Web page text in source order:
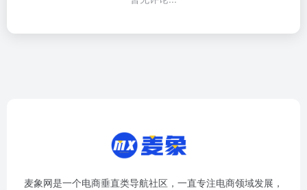
麦象网是一个电商垂直类导航社区，一直专注电商领域发展，